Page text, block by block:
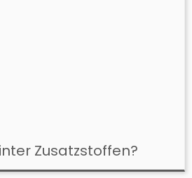
Zusatzstoffen?